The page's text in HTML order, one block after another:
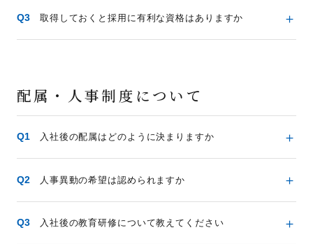
取得しておくと採用に有利な資格はありますか
配属・人事制度について
入社後の配属はどのように決まりますか
人事異動の希望は認められますか
入社後の教育研修について教えてください